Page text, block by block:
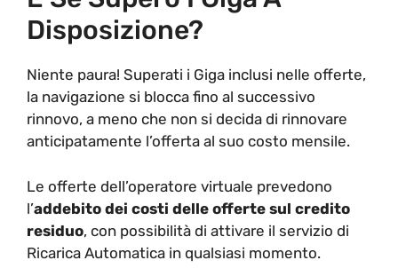
Disposizione?
Niente paura! Superati i Giga inclusi nelle offerte,
la navigazione si blocca fino al successivo
rinnovo, a meno che non si decida di rinnovare
anticipatamente l’offerta al suo costo mensile.
Le offerte dell’operatore virtuale prevedono
l’addebito dei costi delle offerte sul credito
residuo, con possibilità di attivare il servizio di
Ricarica Automatica in qualsiasi momento.